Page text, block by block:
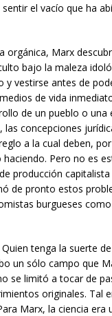
el vacío que ha
orgánica, Marx
bajo la maleza
vestirse antes de
de vida
de un pueblo o una
concepciones
a la cual deben,
Pero no es
producción capitalista
de pronto estos
burgueses
tenga la suerte
un sólo campo que
se limitó a tocar de
originales. Tal
Marx, la ciencia era